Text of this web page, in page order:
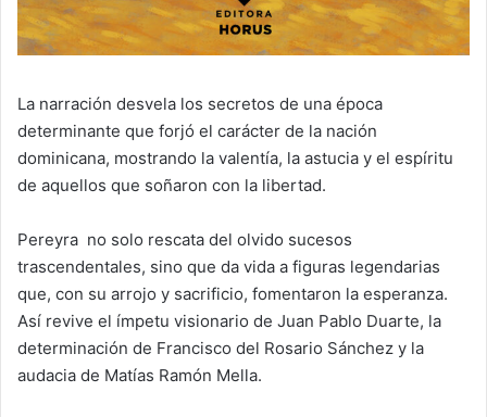
La narración desvela los secretos de una época
determinante que forjó el carácter de la nación
dominicana, mostrando la valentía, la astucia y el espíritu
de aquellos que soñaron con la libertad.
Pereyra no solo rescata del olvido sucesos
trascendentales, sino que da vida a figuras legendarias
que, con su arrojo y sacrificio, fomentaron la esperanza.
Así revive el ímpetu visionario de Juan Pablo Duarte, la
determinación de Francisco del Rosario Sánchez y la
audacia de Matías Ramón Mella.